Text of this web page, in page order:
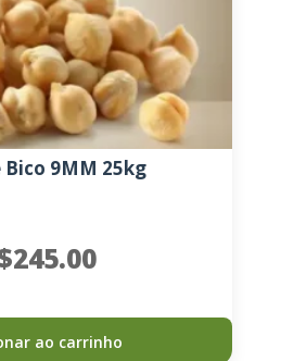
Bico 9MM 25kg
245.00
ao carrinho